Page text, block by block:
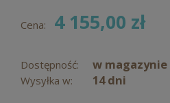
Cena: 4 155,00 zł
Dostępność: w magazynie
Wysyłka w: 14 dni